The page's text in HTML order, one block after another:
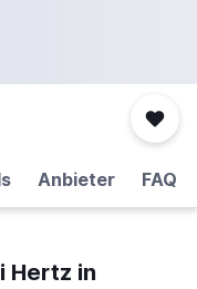
Anbieter FAQ
Hertz in